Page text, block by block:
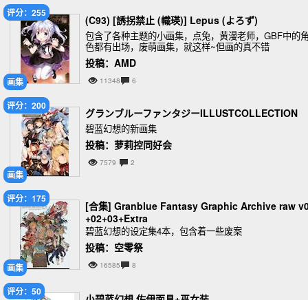
画集
评分：255
(C93) [誘拐禁止 (幟瑛)] Lepus (よろず)
包含了各种主题的小画集，点兔，黄漫老师，GBF中的
色都有出场，废萌画集，就这样~但画的真不错
投稿：AMD
11348 6
画集
评分：200
グランブルーファンタジーILLUSTCOLLECTION
碧蓝幻想的新画集
投稿：萝莉控同好会
7579 2
画集
评分：175
[合集] Granblue Fantasy Graphic Archive raw
+02+03+Extra
碧蓝幻想的设定集4本，包含着一些废案
投稿：空零祭
16585 8
评分：50